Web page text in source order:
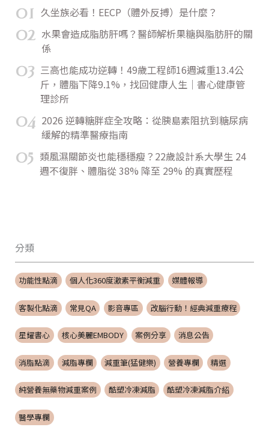
01 久坐族必看！EECP（體外反搏）是什麼？
02 水果會造成脂肪肝嗎？醫師解析果糖與脂肪肝的關
係
03 三高也能成功逆轉！49歲工程師16週減重13.4公
斤，體脂下降9.1%，找回健康人生｜書心健康管
理診所
04 2026 逆轉糖胖症全攻略：從胰島素阻抗到糖尿病
緩解的精準醫療指南
05 類風濕關節炎也能穩穩瘦？22歲設計系大學生 24
週不復胖、體脂從 38% 降至 29% 的真實歷程
分類
功能性點滴 個人化360度激素平衡減重 媒體報導
客製化點滴 常見QA 影音專區 改腦行動！經典減重療程
星耀書心 核心美麗EMBODY 案例分享 消息公告
消脂點滴 減脂專欄 減重筆(猛健樂) 營養專欄 精選
純營養無藥物減重案例 酷塑冷凍減脂 酷塑冷凍減脂介紹
醫學專欄